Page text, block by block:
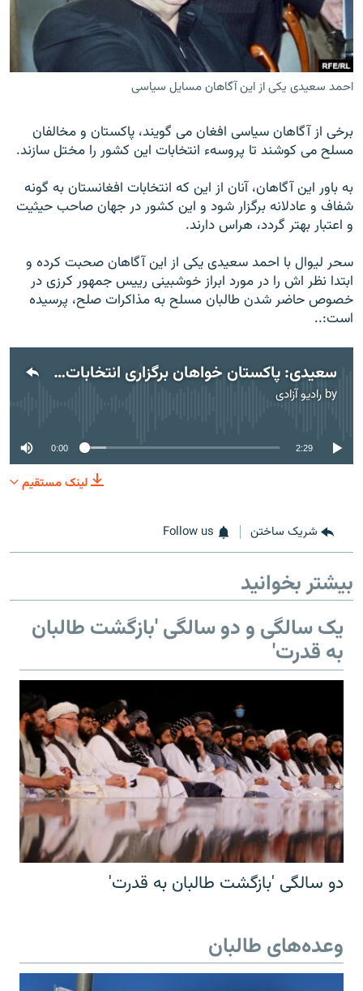
تماس
صفحه پشتو
Azadi English
به ما بپیوندید
همۀ سایت‌های رادیو آزادی/ رادیو اروپای آزاد
احمد سعیدی یکی از این آگاهان مسایل سیاسی
برخی از آگاهان سیاسی افغان می گویند، پاکستان و مخالفان
مسلح می کوشند تا پروسهء انتخابات این کشور را مختل سازند.
به باور این آگاهان، آنان از این که انتخابات افغانستان به گونه
شفاف و عادلانه برگزار شود و این کشور در جهان صاحب حیثیت
و اعتبار بهتر گردد، هراس دارند.
سحر لیوال با احمد سعیدی یکی از این آگاهان صحبت کرده و
ابتدا نظر اش را در مورد ابراز خوشبینی رییس جمهور کرزی در
خصوص حاضر شدن طالبان مسلح به مذاکرات صلح، پرسیده
است:..
سعیدی: پاکستان خواهان برگزاری انتخابات شفاف در افغانستان نیست
by رادیو آزادی
No media source currently available
0:00 2:29
لینک مستقیم
شریک ساختن Follow us
بیشتر بخوانید
یک سالگی و دو سالگی 'بازگشت طالبان
به قدرت'
دو سالگی 'بازگشت طالبان به قدرت'
وعده‌های طالبان